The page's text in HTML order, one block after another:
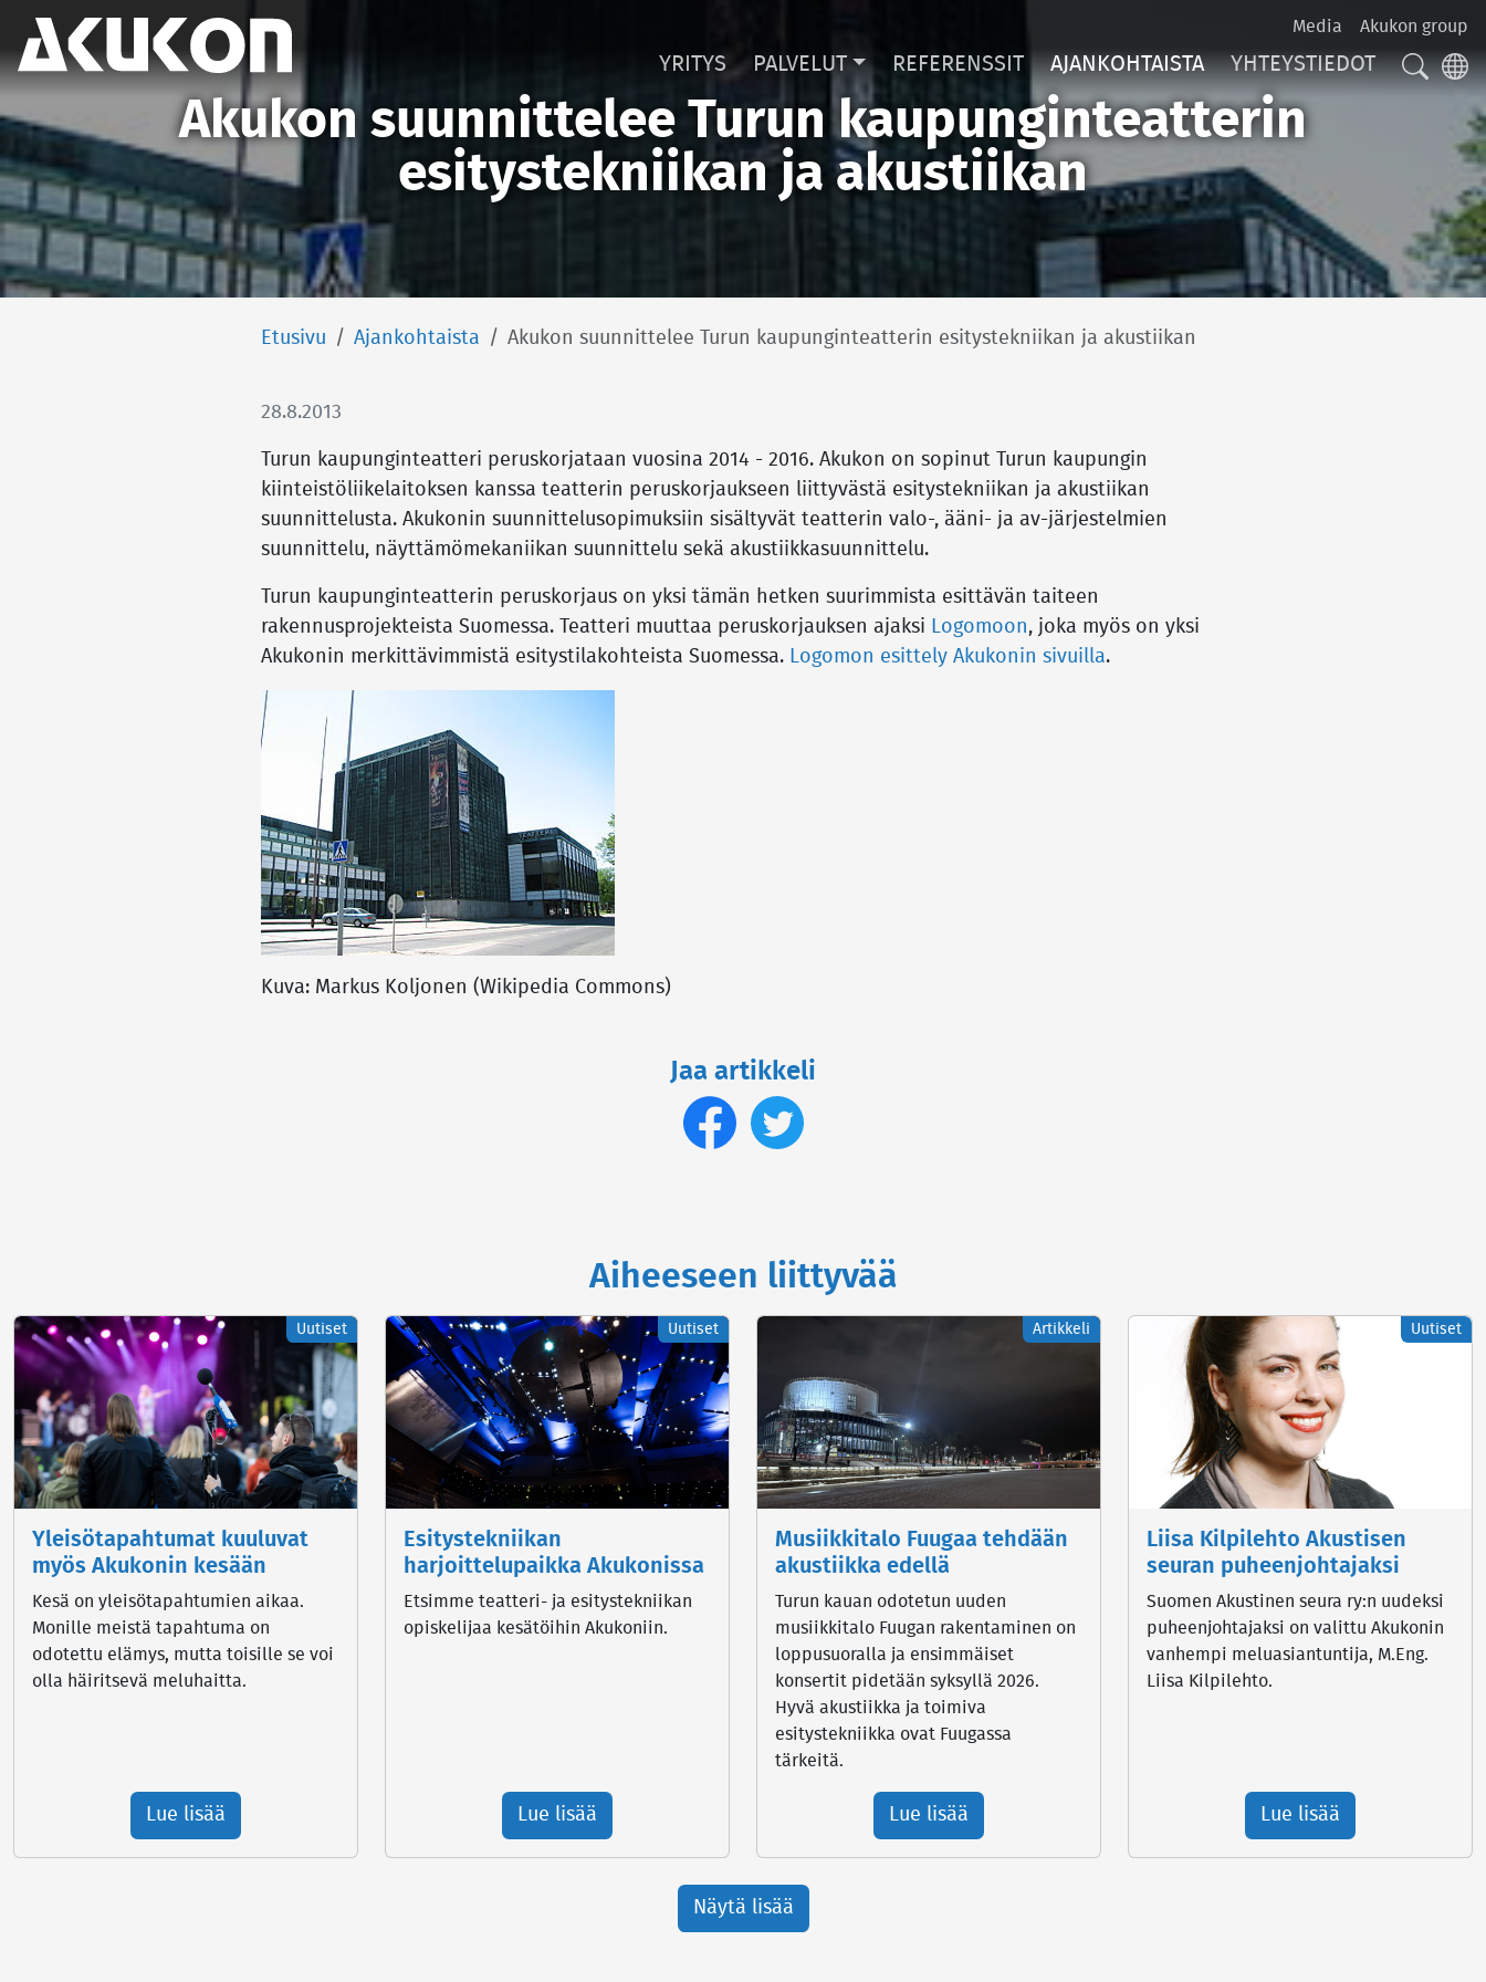
YRITYS PALVELUT REFERENSSIT AJANKOHTAISTA
YHTEYSTIEDOT
HAKU
Media Akukon group
Akukon suunnittelee Turun kaupunginteatterin
esitystekniikan ja akustiikan
Etusivu Ajankohtaista Akukon suunnittelee Turun kaupunginteatterin esitystekniikan ja akustiikan
28.8.2013
Turun kaupunginteatteri peruskorjataan vuosina 2014 - 2016. Akukon on sopinut Turun kaupungin
kiinteistöliikelaitoksen kanssa teatterin peruskorjaukseen liittyvästä esitystekniikan ja akustiikan
suunnittelusta. Akukonin suunnittelusopimuksiin sisältyvät teatterin valo-, ääni- ja av-järjestelmien
suunnittelu, näyttämömekaniikan suunnittelu sekä akustiikkasuunnittelu.
Turun kaupunginteatterin peruskorjaus on yksi tämän hetken suurimmista esittävän taiteen
rakennusprojekteista Suomessa. Teatteri muuttaa peruskorjauksen ajaksi Logomoon, joka myös on yksi
Akukonin merkittävimmistä esitystilakohteista Suomessa. Logomon esittely Akukonin sivuilla.
Kuva: Markus Koljonen (Wikipedia Commons)
Jaa artikkeli
Aiheeseen liittyvää
Uutiset
Yleisötapahtumat kuuluvat
myös Akukonin kesään
Kesä on yleisötapahtumien aikaa.
Monille meistä tapahtuma on
odotettu elämys, mutta toisille se voi
olla häiritsevä meluhaitta.
Lue lisää
Uutiset
Esitystekniikan
harjoittelupaikka Akukonissa
Etsimme teatteri- ja esitystekniikan
opiskelijaa kesätöihin Akukoniin.
Lue lisää
Artikkeli
Musiikkitalo Fuugaa tehdään
akustiikka edellä
Turun kauan odotetun uuden
musiikkitalo Fuugan rakentaminen on
loppusuoralla ja ensimmäiset
konsertit pidetään syksyllä 2026.
Hyvä akustiikka ja toimiva
esitystekniikka ovat Fuugassa
tärkeitä.
Lue lisää
Uutiset
Liisa Kilpilehto Akustisen
seuran puheenjohtajaksi
Suomen Akustinen seura ry:n uudeksi
puheenjohtajaksi on valittu Akukonin
vanhempi meluasiantuntija, M.Eng.
Liisa Kilpilehto.
Lue lisää
Näytä lisää